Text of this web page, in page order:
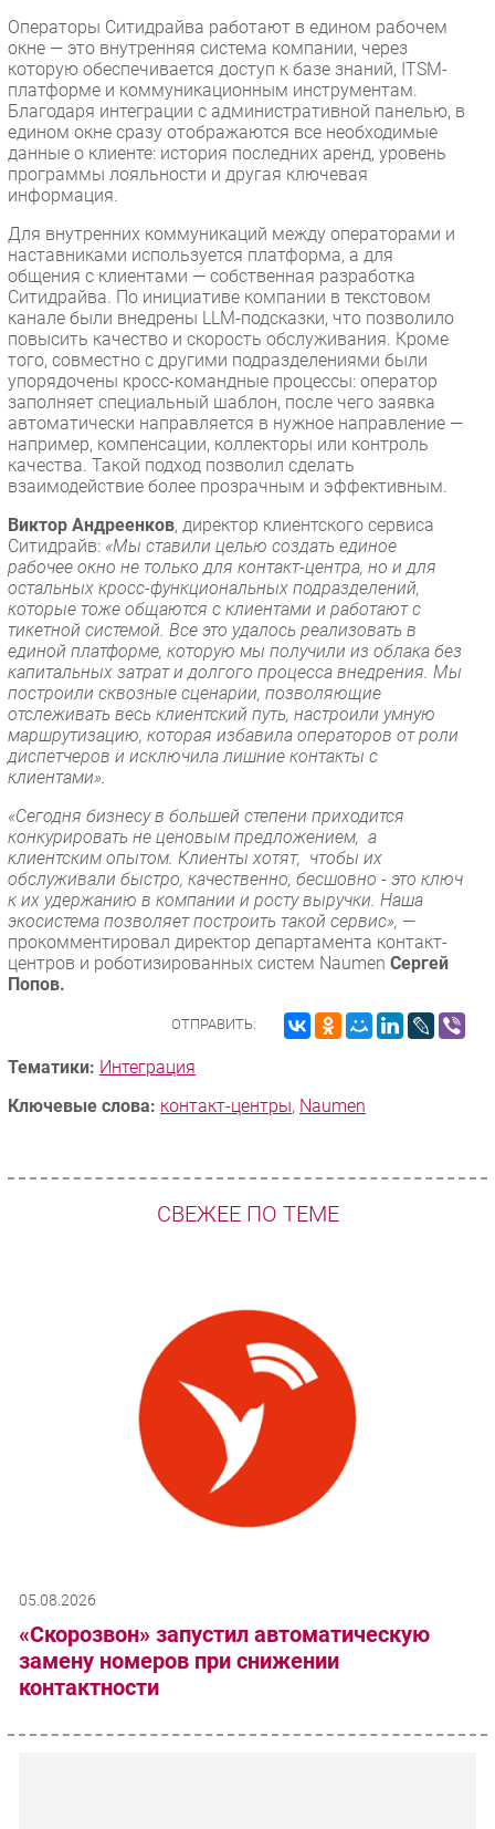
Операторы Ситидрайва работают в едином рабочем
окне — это внутренняя система компании, через
которую обеспечивается доступ к базе знаний, ITSM-
платформе и коммуникационным инструментам.
Благодаря интеграции с административной панелью, в
едином окне сразу отображаются все необходимые
данные о клиенте: история последних аренд, уровень
программы лояльности и другая ключевая
информация.
Для внутренних коммуникаций между операторами и
наставниками используется платформа, а для
общения с клиентами — собственная разработка
Ситидрайва. По инициативе компании в текстовом
канале были внедрены LLM-подсказки, что позволило
повысить качество и скорость обслуживания. Кроме
того, совместно с другими подразделениями были
упорядочены кросс-командные процессы: оператор
заполняет специальный шаблон, после чего заявка
автоматически направляется в нужное направление —
например, компенсации, коллекторы или контроль
качества. Такой подход позволил сделать
взаимодействие более прозрачным и эффективным.
Виктор Андреенков, директор клиентского сервиса
Ситидрайв: «Мы ставили целью создать единое
рабочее окно не только для контакт-центра, но и для
остальных кросс-функциональных подразделений,
которые тоже общаются с клиентами и работают с
тикетной системой. Все это удалось реализовать в
единой платформе, которую мы получили из облака без
капитальных затрат и долгого процесса внедрения. Мы
построили сквозные сценарии, позволяющие
отслеживать весь клиентский путь, настроили умную
маршрутизацию, которая избавила операторов от роли
диспетчеров и исключила лишние контакты с
клиентами».
«Сегодня бизнесу в большей степени приходится
конкурировать не ценовым предложением, а
клиентским опытом. Клиенты хотят, чтобы их
обслуживали быстро, качественно, бесшовно - это ключ
к их удержанию в компании и росту выручки. Наша
экосистема позволяет построить такой сервис», —
прокомментировал директор департамента контакт-
центров и роботизированных систем Naumen Сергей
Попов.
ОТПРАВИТЬ:
Тематики: Интеграция
Ключевые слова: контакт-центры, Naumen
СВЕЖЕЕ ПО ТЕМЕ
05.08.2026
«Скорозвон» запустил автоматическую
замену номеров при снижении
контактности